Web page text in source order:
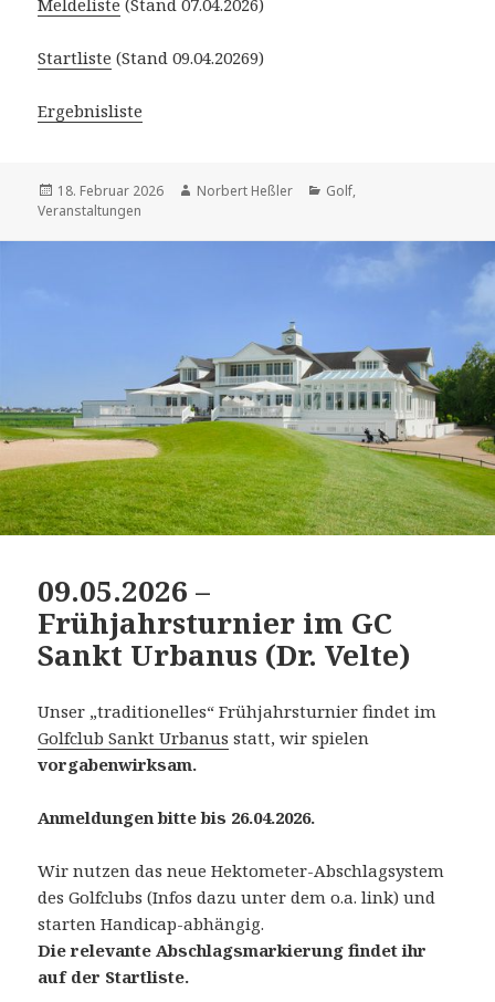
Meldeliste (Stand 07.04.2026)
Startliste (Stand 09.04.20269)
Ergebnisliste
Veröffentlicht
am
18. Februar 2026 Autor
Norbert Heßler Kategorien
Golf,
Veranstaltungen
09.05.2026 –
Frühjahrsturnier im GC
Sankt Urbanus (Dr. Velte)
Unser „traditionelles“ Frühjahrsturnier findet im
Golfclub Sankt Urbanus statt, wir spielen
vorgabenwirksam.
Anmeldungen bitte bis 26.04.2026.
Wir nutzen das neue Hektometer-Abschlagsystem
des Golfclubs (Infos dazu unter dem o.a. link) und
starten Handicap-abhängig.
Die relevante Abschlagsmarkierung findet ihr
auf der Startliste.